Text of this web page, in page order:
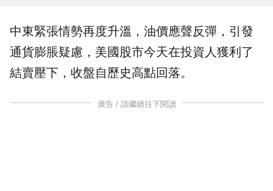
中東緊張情勢再度升溫， 油價應聲反彈，引發
通貨膨脹疑慮，美國股市今天在投資人獲利了
結賣壓下，收盤自歷史高點回落。
廣告 / 請繼續往下閱讀